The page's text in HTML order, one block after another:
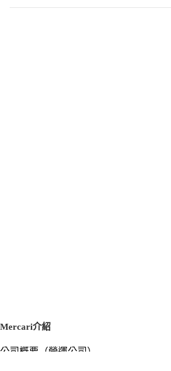
Mercari介紹
公司概要（營運公司）